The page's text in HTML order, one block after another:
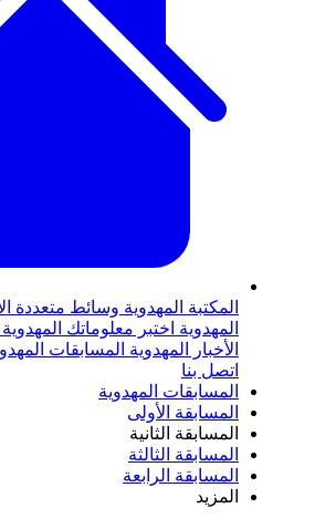
المكتبة المهدوية وسائط متعددة
المهدوية اختبر معلوماتك المهدوية
الأخبار المهدوية المسابقات
اتصل بنا
المسابقات المهدوية
المسابقة الأولى
المسابقة الثانية
المسابقة الثالثة
المسابقة الرابعة
المزيد